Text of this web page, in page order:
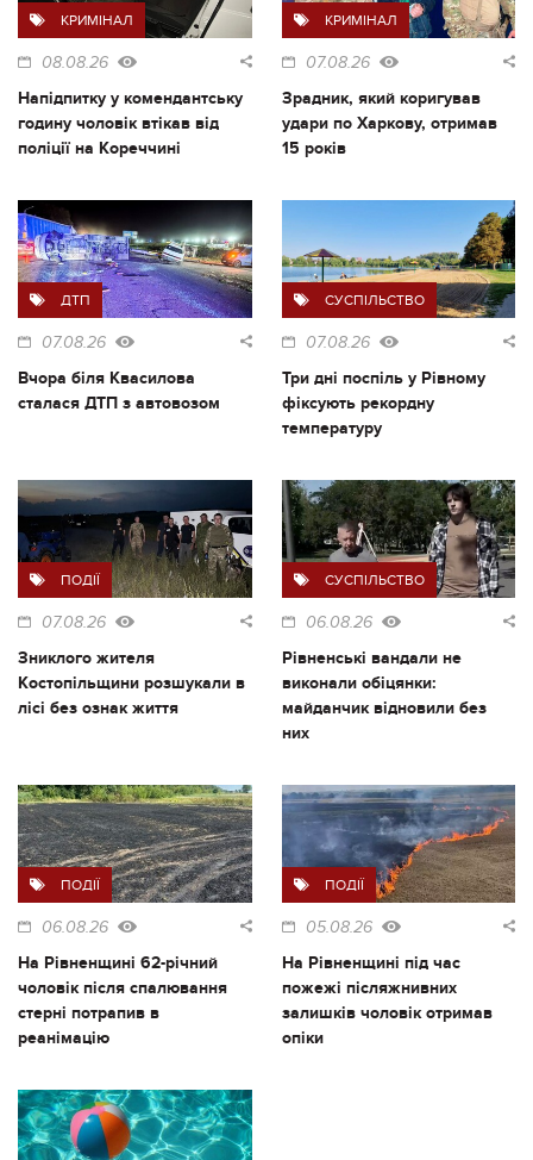
КРИМІНАЛ
08.08.26
Напідпитку у комендантську
годину чоловік втікав від
поліції на Кореччині
КРИМІНАЛ
07.08.26
Зрадник, який коригував
удари по Харкову, отримав
15 років
ДТП
07.08.26
Вчора біля Квасилова
сталася ДТП з автовозом
СУСПІЛЬСТВО
07.08.26
Три дні поспіль у Рівному
фіксують рекордну
температуру
ПОДІЇ
07.08.26
Зниклого жителя
Костопільщини розшукали в
лісі без ознак життя
СУСПІЛЬСТВО
06.08.26
Рівненські вандали не
виконали обіцянки:
майданчик відновили без
них
ПОДІЇ
06.08.26
На Рівненщині 62-річний
чоловік після спалювання
стерні потрапив в
реанімацію
ПОДІЇ
05.08.26
На Рівненщині під час
пожежі післяжнивних
залишків чоловік отримав
опіки